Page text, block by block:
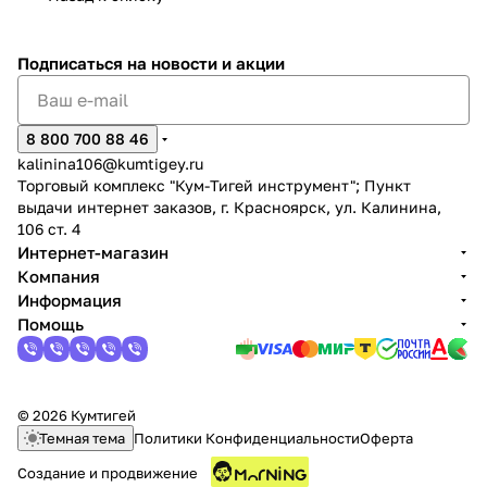
Подписаться на новости и акции
8 800 700 88 46
kalinina106@kumtigey.ru
Торговый комплекс "Кум-Тигей инструмент"; Пункт
выдачи интернет заказов, г. Красноярск, ул. Калинина,
106 ст. 4
Интернет-магазин
Компания
Информация
Помощь
© 2026 Кумтигей
Темная тема Политики КонфиденциальностиОферта
Создание и продвижение